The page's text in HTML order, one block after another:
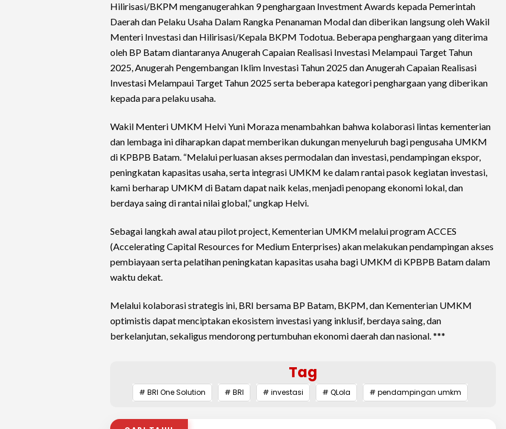
Hilirisasi/BKPM menganugerahkan 9 penghargaan Investment Awards kepada Pemerintah
Daerah dan Pelaku Usaha Dalam Rangka Penanaman Modal dan diberikan langsung oleh Wakil
Menteri Investasi dan Hilirisasi/Kepala BKPM Todotua. Beberapa penghargaan yang diterima
oleh BP Batam diantaranya Anugerah Capaian Realisasi Investasi Melampaui Target Tahun
2025, Anugerah Pengembangan Iklim Investasi Tahun 2025 dan Anugerah Capaian Realisasi
Investasi Melampaui Target Tahun 2025 serta beberapa kategori penghargaan yang diberikan
kepada para pelaku usaha.
Wakil Menteri UMKM Helvi Yuni Moraza menambahkan bahwa kolaborasi lintas kementerian
dan lembaga ini diharapkan dapat memberikan dukungan menyeluruh bagi pengusaha UMKM
di KPBPB Batam. “Melalui perluasan akses permodalan dan investasi, pendampingan ekspor,
peningkatan kapasitas usaha, serta integrasi UMKM ke dalam rantai pasok kegiatan investasi,
kami berharap UMKM di Batam dapat naik kelas, menjadi penopang ekonomi lokal, dan
berdaya saing di rantai nilai global,” ungkap Helvi.
Sebagai langkah awal atau pilot project, Kementerian UMKM melalui program ACCES
(Accelerating Capital Resources for Medium Enterprises) akan melakukan pendampingan akses
pembiayaan serta pelatihan peningkatan kapasitas usaha bagi UMKM di KPBPB Batam dalam
waktu dekat.
Melalui kolaborasi strategis ini, BRI bersama BP Batam, BKPM, dan Kementerian UMKM
optimistis dapat menciptakan ekosistem investasi yang inklusif, berdaya saing, dan
berkelanjutan, sekaligus mendorong pertumbuhan ekonomi daerah dan nasional. ***
Tag
# BRI One Solution # BRI # investasi # QLola # pendampingan umkm